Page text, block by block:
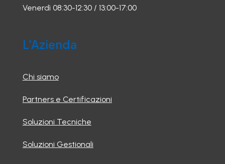
Venerdì 08:30-12:30 / 13:00-17:00
L'Azienda
Chi siamo
Partners e Certificazioni
Soluzioni Tecniche
Soluzioni Gestionali